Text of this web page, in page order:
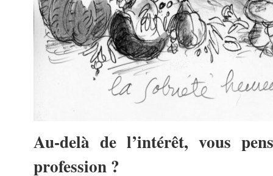
Au-delà de l’intérêt, vous
profession ?